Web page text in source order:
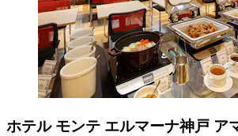
ホテル モンテ エルマーナ神戸 ア